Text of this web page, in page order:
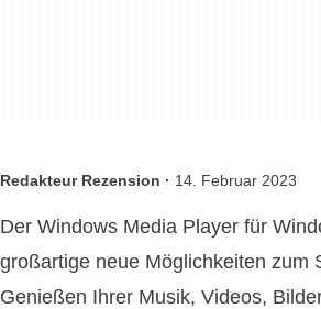
Redakteur Rezension · 14. Februar 2023
Der Windows Media Player für
großartige neue Möglichkeiten zum
Genießen Ihrer Musik, Videos,